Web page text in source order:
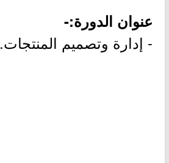
عنوان الدورة:-
- إدارة وتصميم المنتجات.